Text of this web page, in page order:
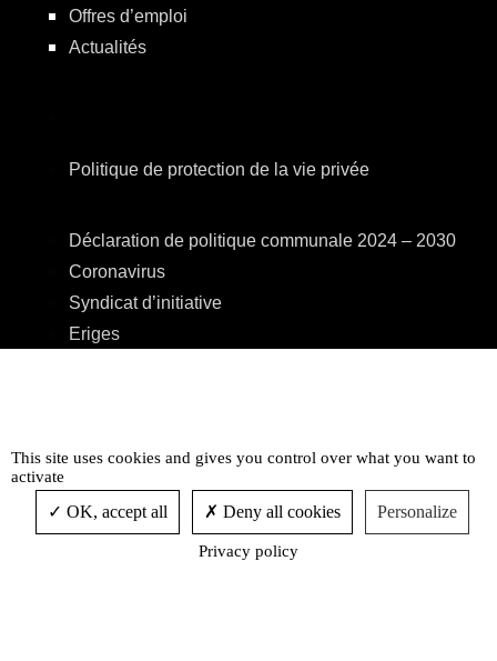
Offres d’emploi
Actualités
Politique de protection de la vie privée
Déclaration de politique communale 2024 – 2030
Coronavirus
Syndicat d’initiative
Eriges
Accessibilité
This site uses cookies and gives you control over what you want to
activate
OK, accept all Deny all cookies Personalize
Privacy policy